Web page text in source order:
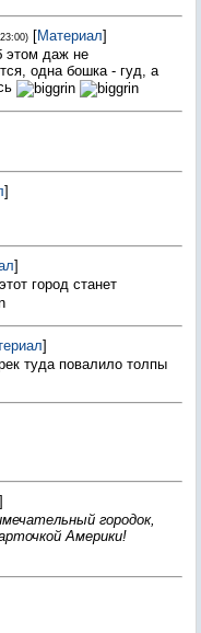
[Материал]
этом даж не
одна бошка - гуд, а
]
]
город станет
]
туда повалило толпы
]
городок,
Америки!